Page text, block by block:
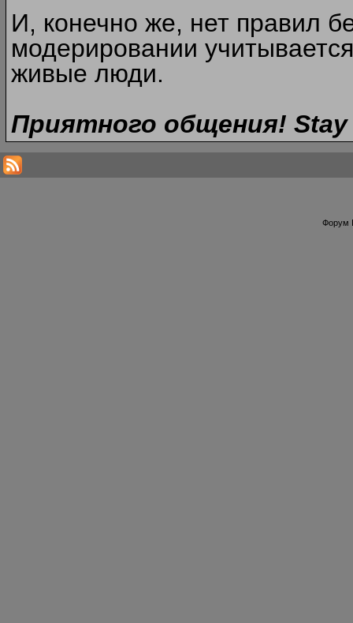
И, конечно же, нет правил
модерировании
живые люди.
Приятного общения! Stay
Форум